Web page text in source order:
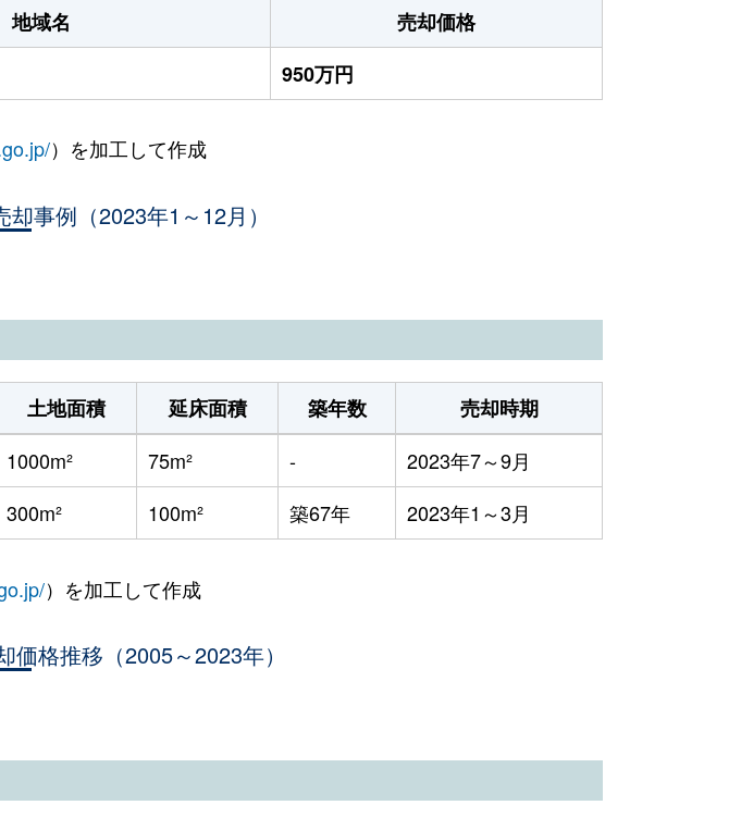
地域名
売却価格
950万円
）を加工して作成
事例（2023年1～12月）
土地面積 延床面積 築年数
売却時期
1000m² 75m² -
2023年7～9月
300m² 100m² 築67年 2023年1～3月
）を加工して作成
格推移（2005～2023年）